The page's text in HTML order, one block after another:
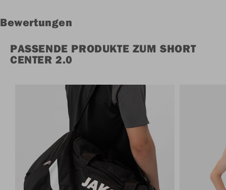
Bewertungen
PASSENDE PRODUKTE ZUM SHORT
CENTER 2.0